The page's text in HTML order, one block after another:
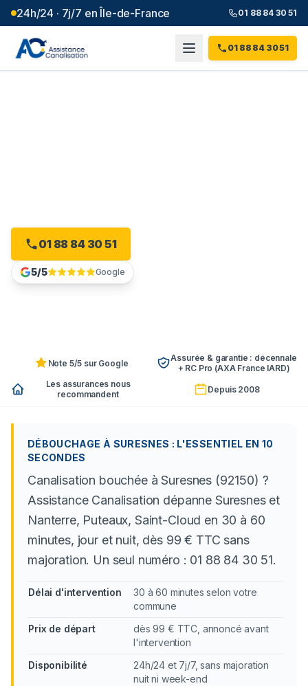
24h/24 · 7j/7 en Île-de-France 01 88 84 30 51
01 88 84 30 51
01 88 84 30 51
5/5 Google
Note 5/5 sur Google
Assurée & garantie : décennale
+ RC Pro (AXA France IARD)
Les assurances nous
recommandent
Depuis 2008
DÉBOUCHAGE À SURESNES : L'ESSENTIEL EN 10
SECONDES
Canalisation bouchée à Suresnes (92150) ?
Assistance Canalisation dépanne Suresnes et
Nanterre, Puteaux, Saint-Cloud en 30 à 60
minutes, jour et nuit, dès 99 € TTC sans
majoration. Un seul numéro : 01 88 84 30 51.
Délai d'intervention
30 à 60 minutes selon votre
commune
Prix de départ
dès 99 € TTC, annoncé avant
l'intervention
Disponibilité
24h/24 et 7j/7, sans majoration
nuit ni week-end